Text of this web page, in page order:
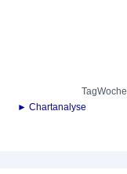
TagWoche
► Chartanalyse